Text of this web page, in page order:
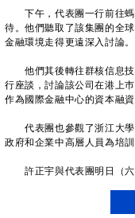
下午，代表團一行前往螞
待。他們聽取了該集團的全
金融環境走得更遠深入討論。
他們其後轉往群核信息技
行座談，討論該公司在港上
作為國際金融中心的資本融
代表團也參觀了浙江大學
政府和企業中高層人員為培
許正宇與代表團明日（六